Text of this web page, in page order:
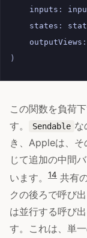
inputs :
states :
outputViews :
)
この関数を負荷
す。
Sendable な
き、Appleは、
じて追加の中間
います。
14 共有
クの後ろで呼び
は並行する呼び
す。これは、単